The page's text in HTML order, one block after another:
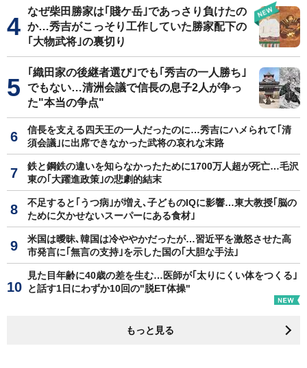
なぜ柴田勝家は｢賤ケ岳｣であっさり負けたの
か…秀吉がこっそり工作していた勝家配下の
｢大物武将｣の裏切り
｢織田家の後継者選び｣でも｢秀吉の一人勝ち｣
でもない…清洲会議で信長の息子2人が争っ
た"本当の争点"
信長を支える四天王の一人だったのに…秀吉にハメられて｢清
須会議｣に出席できなかった武将の哀れな末路
鉄と鋼鉄の違いを知らなかったために1700万人超が死亡…毛沢
東の｢大躍進政策｣の悲劇的結末
不足すると｢うつ病｣が増え､子どものIQに影響…東大教授｢脳の
ために欠かせないスーパーにある食材｣
米国は曖昧､韓国は冷ややかだったが…習近平を激怒させた高
市発言に｢無言の支持｣を示した国の｢大胆な手法｣
見た目年齢に40歳の差を生む…医師が｢太りにくい体をつくる｣
と話す1日にわずか10回の"脱ET体操"
もっと見る